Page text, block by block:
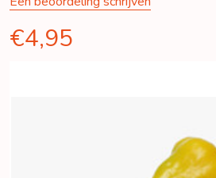
€4,95